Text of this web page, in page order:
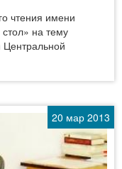
чтения имени
на тему
20 мар 2013